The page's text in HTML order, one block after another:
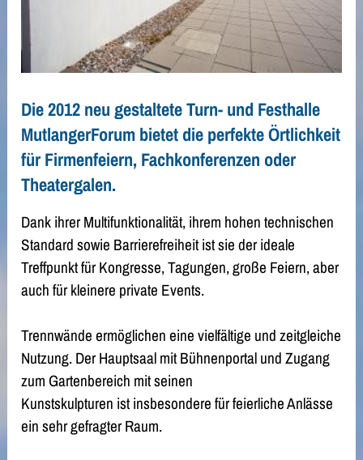
Die 2012 neu gestaltete Turn- und Festhalle
MutlangerForum bietet die perfekte Örtlichkeit
für Firmenfeiern, Fachkonferenzen oder
Theatergalen.
Dank ihrer Multifunktionalität, ihrem hohen technischen
Standard sowie Barrierefreiheit ist sie der ideale
Treffpunkt für Kongresse, Tagungen, große Feiern, aber
auch für kleinere private Events.
Trennwände ermöglichen eine vielfältige und zeitgleiche
Nutzung. Der Hauptsaal mit Bühnenportal und Zugang
zum Gartenbereich mit seinen
Kunstskulpturen ist insbesondere für feierliche Anlässe
ein sehr gefragter Raum.